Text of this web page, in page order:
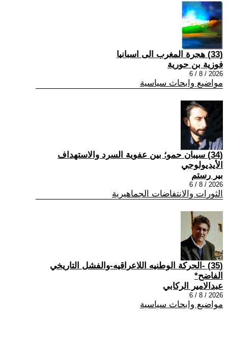
(33) هجرة المغرب الى اسبانيا
فوزية بن حورية
2026 / 8 / 6
مواضيع وابحاث سياسية
(34) سيبان حمو؛ بين عفوية السرد والاستهداف
الأيديولوجي
بير رستم
2026 / 8 / 6
الثورات والانتفاضات الجماهيرية
(35) -الحركة الوطنيه اللاعراقيه-والفشل التاريخي
الفاضح*
عبدالامير الركابي
2026 / 8 / 6
مواضيع وابحاث سياسية